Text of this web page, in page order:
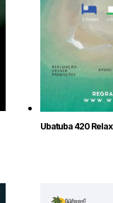
Ubatuba 420 Relax